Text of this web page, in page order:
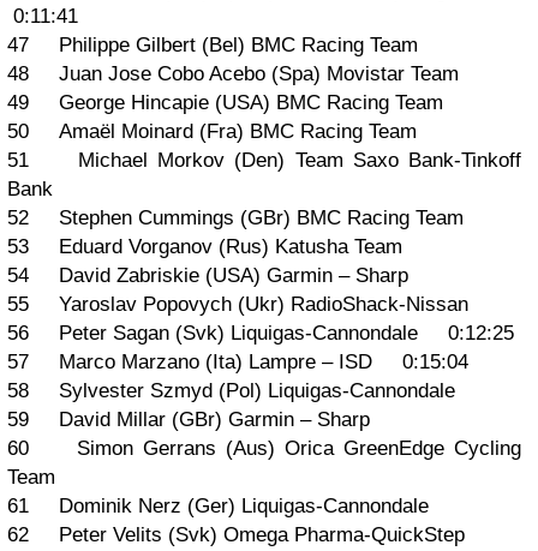
0:11:41
47 Philippe Gilbert (Bel) BMC Racing Team
48 Juan Jose Cobo Acebo (Spa) Movistar Team
49 George Hincapie (USA) BMC Racing Team
50 Amaël Moinard (Fra) BMC Racing Team
51 Michael Morkov (Den) Team Saxo Bank-Tinkoff
Bank
52 Stephen Cummings (GBr) BMC Racing Team
53 Eduard Vorganov (Rus) Katusha Team
54 David Zabriskie (USA) Garmin – Sharp
55 Yaroslav Popovych (Ukr) RadioShack-Nissan
56 Peter Sagan (Svk) Liquigas-Cannondale 0:12:25
57 Marco Marzano (Ita) Lampre – ISD 0:15:04
58 Sylvester Szmyd (Pol) Liquigas-Cannondale
59 David Millar (GBr) Garmin – Sharp
60 Simon Gerrans (Aus) Orica GreenEdge Cycling
Team
61 Dominik Nerz (Ger) Liquigas-Cannondale
62 Peter Velits (Svk) Omega Pharma-QuickStep